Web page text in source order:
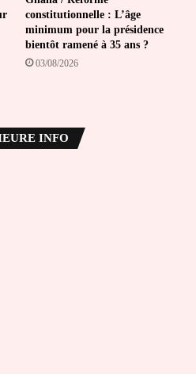
constitutionnelle : L’âge
minimum pour la présidence
bientôt ramené à 35 ans ?
03/08/2026
INFO